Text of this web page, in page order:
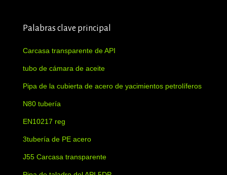
Palabras clave principal
Carcasa transparente de API
tubo de cámara de aceite
Pipa de la cubierta de acero de yacimientos petrolíferos
N80 tubería
EN10217 reg
3tubería de PE acero
J55 Carcasa transparente